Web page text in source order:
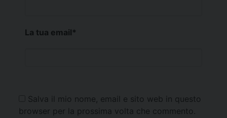
La tua email*
Salva il mio nome, email e sito web in questo
browser per la prossima volta che commento.